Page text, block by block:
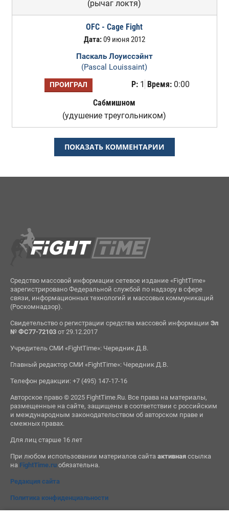
(рычаг локтя)
OFC - Cage Fight
Дата:09 июня 2012
Паскаль Лоуиссэйнт
(Pascal Louissaint)
ПРОИГРАЛ Р:1 Время:0:00
Сабмишном
(удушение треугольником)
ПОКАЗАТЬ КОММЕНТАРИИ
Средство массовой информации сетевое издание «FightTime»
зарегистрировано Федеральной службой по надзору в сфере
связи, информационных технологий и массовых коммуникаций
(Роскомнадзор).
Свидетельство о регистрации средства массовой информации Эл
№ ФС77-72103от 29.12.2017
Учредитель СМИ «FightTime»: Чередник Д.В.
Главный редактор СМИ «FightTime»: Чередник Д.В.
Телефон редакции: +7 (495) 147-17-16
Авторское право © 2025 FightTime.Ru. Все права на материалы,
размещенные на сайте, защищены в соответствии с российским
и международным законодательством об авторском праве и
смежных правах.
Для лиц старше 16 лет
При любом использовании материалов сайта активнаяссылка
на FightTime.ruобязательна.
Редакция сайта
Политика конфиденциальности